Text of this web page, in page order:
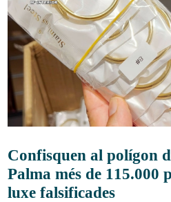
Confisquen al polígon
Palma més de 115.000
luxe falsificades